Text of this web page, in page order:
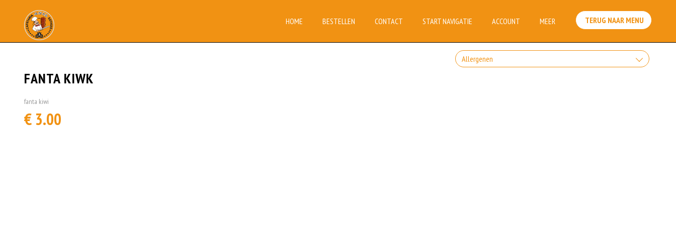
HOME BESTELLEN CONTACT START NAVIGATIE ACCOUNT MEER TERUG NAAR MENU
FANTA KIWK
fanta kiwi
€ 3.00
Allergenen